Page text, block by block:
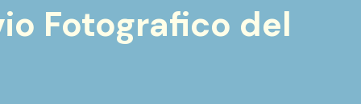
Fotografico del